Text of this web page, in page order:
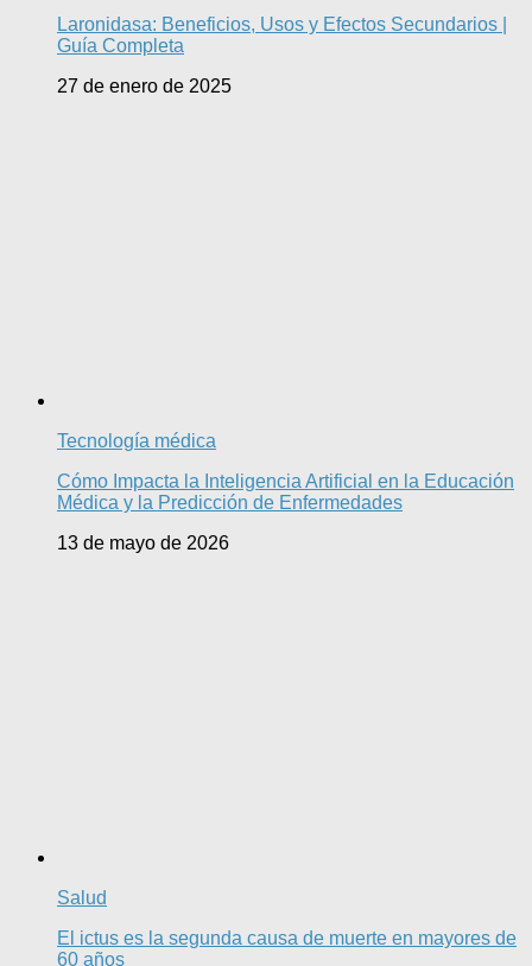
Laronidasa: Beneficios, Usos y Efectos Secundarios |
Guía Completa
27 de enero de 2025
Tecnología médica
Cómo Impacta la Inteligencia Artificial en la Educación
Médica y la Predicción de Enfermedades
13 de mayo de 2026
Salud
El ictus es la segunda causa de muerte en mayores de
60 años